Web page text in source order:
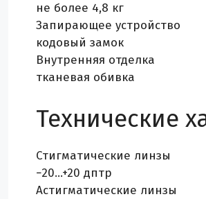
не более 4,8 кг
Запирающее устройство
кодовый замок
Внутренняя отделка
тканевая обивка
Технические
Стигматические линзы
−20…+20 дптр
Астигматические линзы